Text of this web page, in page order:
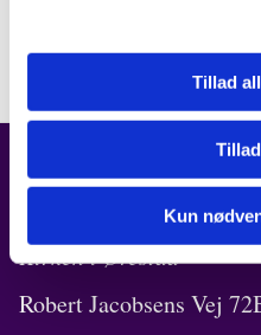
Tillad
Kun
Kirken i Ørestad
Robert Jacobsens Vej